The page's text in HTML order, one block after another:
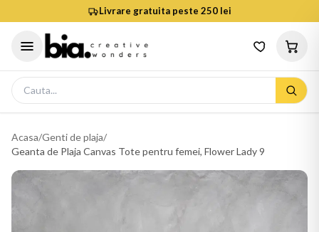
Livrare gratuita peste 250 lei
Acasa/Genti de plaja/
Geanta de Plaja Canvas Tote pentru femei, Flower Lady 9